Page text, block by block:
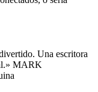
Una escritora
MARK